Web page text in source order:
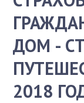
ДОМ -
2018